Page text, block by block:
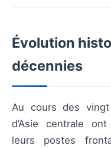
Évolution
décennies
Au cours des
d’Asie centrale
leurs postes